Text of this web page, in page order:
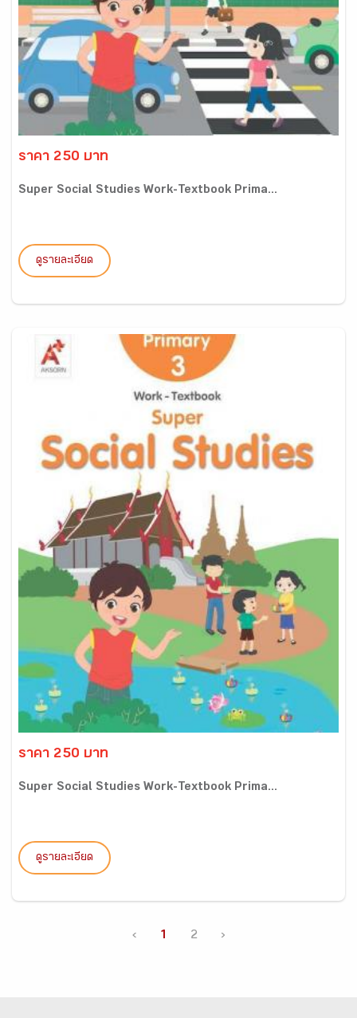
ราคา 250 บาท
Super Social Studies Work-Textbook Prima...
ดูรายละเอียด
ราคา 250 บาท
Super Social Studies Work-Textbook Prima...
ดูรายละเอียด
‹ 1 2 ›